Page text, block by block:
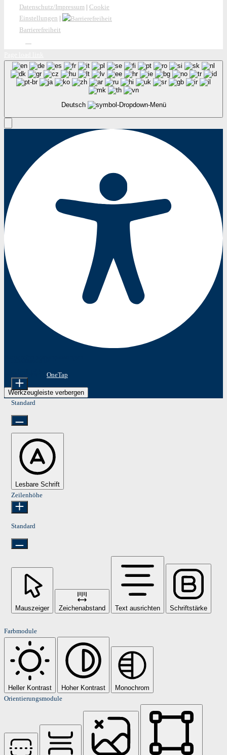
Datenschutz/Impressum | Cookie
Einstellungen |
Barrierefreiheit
Deutsch
OneTap
Werkzeugleiste verbergen
Standard
Lesbare Schrift
Zeilenhöhe
Standard
Mauszeiger Zeichenabstand Text ausrichten Schriftstärke
Farbmodule
Heller Kontrast Hoher Kontrast
Monochrom
Orientierungsmodule